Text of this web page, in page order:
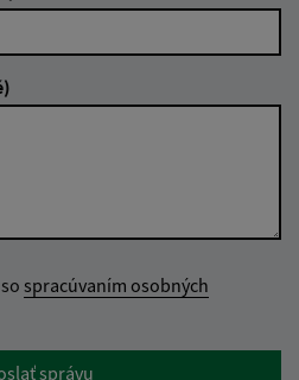
spracúvaním osobných
správu